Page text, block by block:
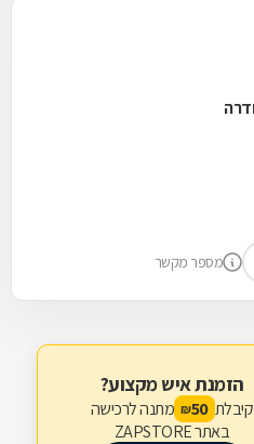
מספר מקשר
הזמנת איש מקצוע?
קיבלת 50
₪ מתנה לרכישה
באתר ZAPSTORE